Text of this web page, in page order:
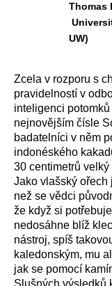
Thomas
UW)
Zcela v rozporu s
pravidelností v
inteligenci
nejnovějším čísle
badatelníci v něm
indonéského
30 centimetrů
Jako vlašský ořech
než se vědci
že když si
nedosáhne blíž
nástroj, spíš
kaledonským, mu
jak se pomocí
Slušných výsledků